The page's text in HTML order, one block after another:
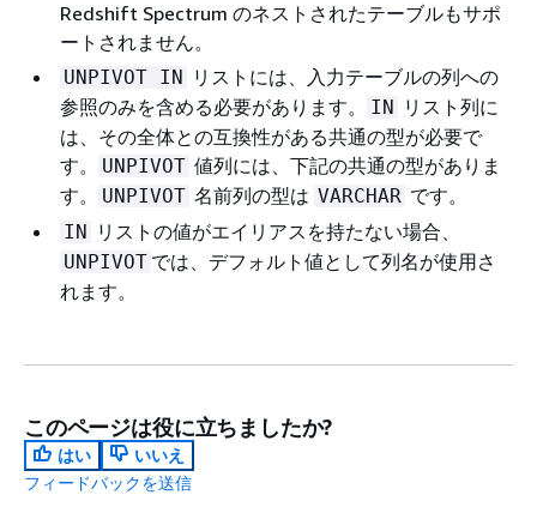
Redshift Spectrum のネストされたテーブルもサポ
ートされません。
UNPIVOT IN リストには、入力テーブルの列への
参照のみを含める必要があります。
IN リスト列に
は、その全体との互換性がある共通の型が必要で
す。
UNPIVOT 値列には、下記の共通の型がありま
す。
UNPIVOT 名前列の型は VARCHAR です。
IN リストの値がエイリアスを持たない場合、
UNPIVOT では、デフォルト値として列名が使用さ
れます。
このページは役に立ちましたか?
はい
いいえ
フィードバックを送信